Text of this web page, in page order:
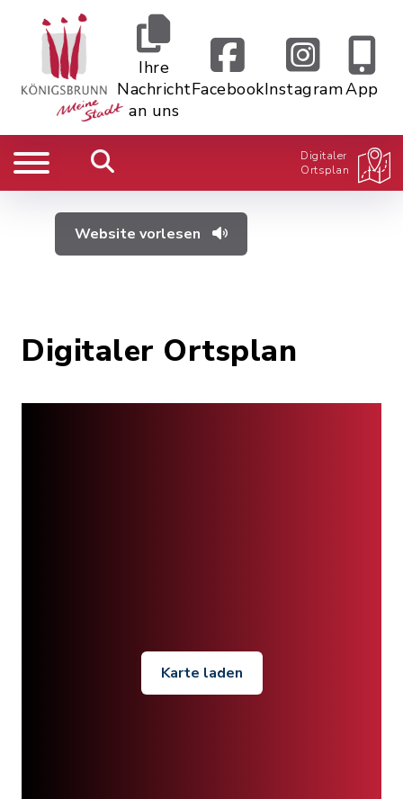
Ihre
Nachricht
an uns
FacebookInstagramApp
Digitaler
Ortsplan
Website vorlesen
Digitaler Ortsplan
Karte laden